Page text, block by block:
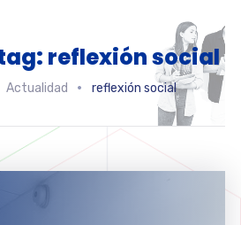
reflexión social
Actualidad reflexión social